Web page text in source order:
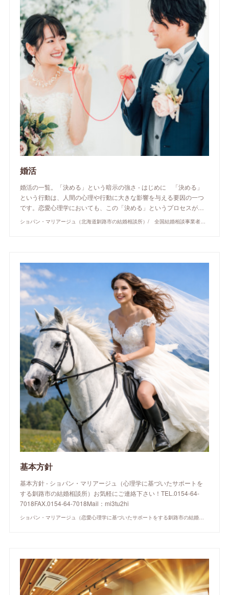
婚活
婚活の一覧。「決める」という暗示の強さ - はじめに 「決める」
という行動は、人間の心理や行動に大きな影響を与える要因の一つ
です。恋愛心理学においても、この「決める」というプロセスが…
ショパン・マリアージュ（北海道釧路市の結婚相談所）/ 全国結婚相談事業者連盟正規加盟店 / cherry-piano.com
基本方針
基本方針 - ショパン・マリアージュ（心理学に基づいたサポートを
する釧路市の結婚相談所）お気軽にご連絡下さい！TEL.0154-64-
7018FAX.0154-64-7018Mail：mi3tu2hi